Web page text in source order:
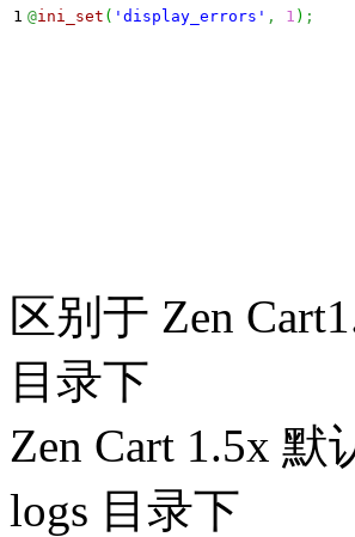
@ini_set ( 'display_errors' , 1 ) ;
区别于 Zen
目录下
Zen Cart 1.5x
logs 目录下